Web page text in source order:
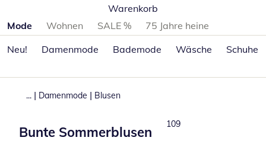
Warenkorb
Produktkategorien überspringen
Mode Wohnen SALE %
75 Jahre heine
Neu!
Damenmode Bademode Wäsche Schuhe
... | Damenmode | Blusen
Bunte Sommerblusen
Produkte
109